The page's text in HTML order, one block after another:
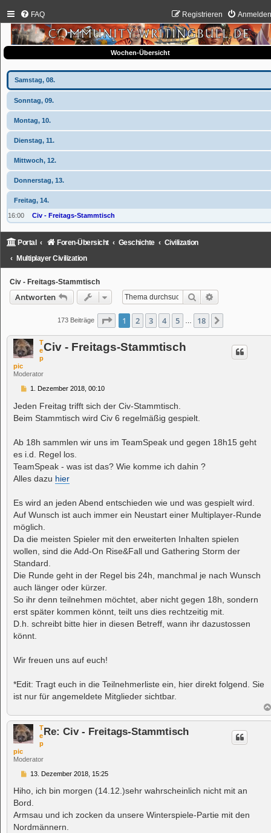
FAQ Registrieren
Wochen-Übersicht
Samstag, 08.
Sonntag, 09.
Montag, 10.
Dienstag, 11.
Mittwoch, 12.
Donnerstag, 13.
Freitag, 14.
16:00 Civ - Freitags-Stammtisch
Portal Foren-Übersicht Geschichte
Civilization
Multiplayer Civilization
Civ - Freitags-Stammtisch
Antworten Suche
173 Beiträge Seite 1von 18
1 2 3 4 5 18
T
e
p
pic
Moderator
Civ - Freitags-Stammtisch
B
i
t
r
1. Dezember 2018, 00:10
Jeden Freitag trifft sich der Civ-Stammtisch.
Beim Stammtisch wird Civ 6 regelmäßig gespielt.
Ab 18h sammlen wir uns im TeamSpeak und gegen 18h15 geht
es i.d. Regel los.
TeamSpeak - was ist das? Wie komme ich dahin ?
Alles dazu hier
Es wird an jeden Abend entschieden wie und was gespielt wird.
Auf Wunsch ist auch immer ein Neustart einer Multiplayer-Runde
möglich.
Da die meisten Spieler mit den erweiterten Inhalten spielen
wollen, sind die Add-On Rise&Fall und Gathering Storm der
Standard.
Die Runde geht in der Regel bis 24h, manchmal je nach Wunsch
auch länger oder kürzer.
So ihr denn teilnehmen möchtet, aber nicht gegen 18h, sondern
erst später kommen könnt, teilt uns dies rechtzeitig mit.
D.h. schreibt bitte hier in diesen Betreff, wann ihr dazustossen
könnt.
Wir freuen uns auf euch!
*Edit: Tragt euch in die Teilnehmerliste ein, hier direkt folgend. Sie
ist nur für angemeldete Mitglieder sichtbar.
T
e
p
pic
Moderator
Re: Civ - Freitags-Stammtisch
B
i
r
a
g
13. Dezember 2018, 15:25
Hiho, ich bin morgen (14.12.)sehr wahrscheinlich nicht mit an
Bord.
Armsau und ich zocken da unsere Winterspiele-Partie mit den
Nordmännern.